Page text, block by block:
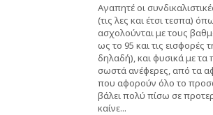
Αγαπητέ οι
(τις λες και έτσι τεσπα)
ασχολούνται με τους
ως το 95 και τις εισφορές
δηλαδή), και φυσικά με
σωστά ανέφερες, από τα
που αφορούν όλο το
βάλει πολύ πίσω σε
καίνε...